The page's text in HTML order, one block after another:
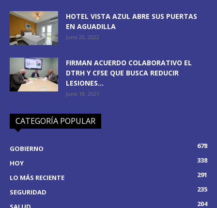
HOTEL VISTA AZUL ABRE SUS PUERTAS
EN AGUADILLA
June 20, 2022
FIRMAN ACUERDO COLABORATIVO EL
DTRH Y CFSE QUE BUSCA REDUCIR
LESIONES...
June 18, 2021
CATEGORÍA POPULAR
GOBIERNO
678
HOY
338
LO MÁS RECIENTE
291
SEGURIDAD
235
204